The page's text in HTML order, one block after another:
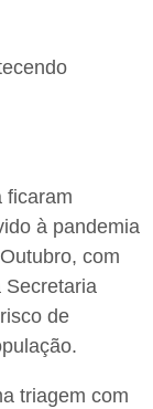
ficaram
à pandemia
com
Secretaria
de
triagem com